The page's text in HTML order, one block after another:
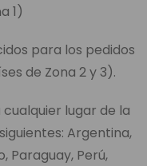
1)
para los pedidos
de Zona 2 y 3).
lugar de la
Argentina,
Paraguay, Perú,